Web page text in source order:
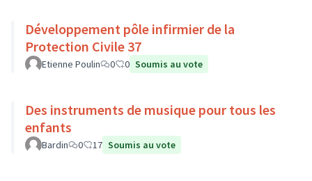
Développement pôle infirmier de la
Protection Civile 37
Etienne Poulin 0 0 Soumis au vote
Des instruments de musique pour tous les
enfants
Bardin 0 17 Soumis au vote